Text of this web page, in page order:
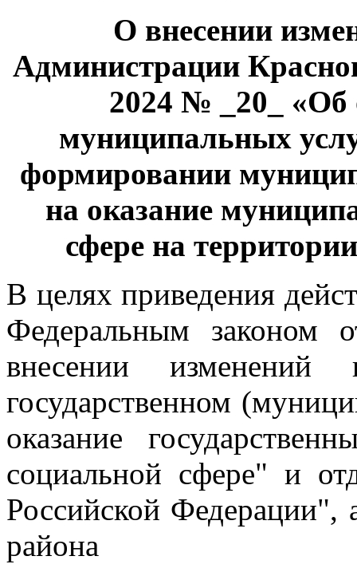
О внесении
Администрации
2024 № _20_ «Об
муниципальных
формировании
на оказание
сфере на
В целях приведения
Федеральным
внесении
государственном
оказание
социальной сфере" и
Российской Федерации",
района